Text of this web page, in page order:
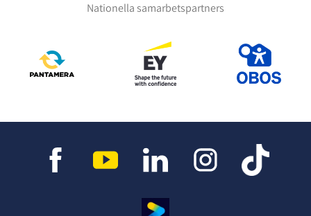
Nationella samarbetspartners